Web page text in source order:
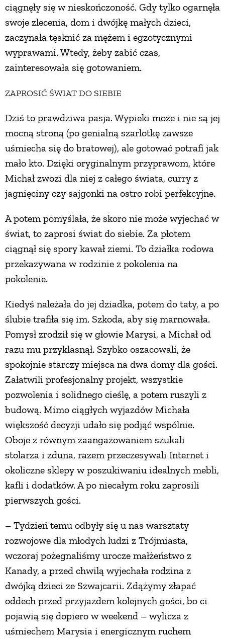
ciągnęły się w nieskończoność. Gdy tylko ogarnęła
swoje zlecenia, dom i dwójkę małych dzieci,
zaczynała tęsknić za mężem i egzotycznymi
wyprawami. Wtedy, żeby zabić czas,
zainteresowała się gotowaniem.
ZAPROSIĆ ŚWIAT DO SIEBIE
Dziś to prawdziwa pasja. Wypieki może i nie są jej
mocną stroną (po genialną szarlotkę zawsze
uśmiecha się do bratowej), ale gotować potrafi jak
mało kto. Dzięki oryginalnym przyprawom, które
Michał zwozi dla niej z całego świata, curry z
jagnięciny czy sajgonki na ostro robi perfekcyjne.
A potem pomyślała, że skoro nie może wyjechać w
świat, to zaprosi świat do siebie. Za płotem
ciągnął się spory kawał ziemi. To działka rodowa
przekazywana w rodzinie z pokolenia na
pokolenie.
Kiedyś należała do jej dziadka, potem do taty, a po
ślubie trafiła się im. Szkoda, aby się marnowała.
Pomysł zrodził się w głowie Marysi, a Michał od
razu mu przyklasnął. Szybko oszacowali, że
spokojnie starczy miejsca na dwa domy dla gości.
Załatwili profesjonalny projekt, wszystkie
pozwolenia i solidnego cieślę, a potem ruszyli z
budową. Mimo ciągłych wyjazdów Michała
większość decyzji udało się podjąć wspólnie.
Oboje z równym zaangażowaniem szukali
stolarza i zduna, razem przeczesywali Internet i
okoliczne sklepy w poszukiwaniu idealnych mebli,
kafli i dodatków. A po niecałym roku zaprosili
pierwszych gości.
– Tydzień temu odbyły się u nas warsztaty
rozwojowe dla młodych ludzi z Trójmiasta,
wczoraj pożegnaliśmy urocze małżeństwo z
Kanady, a przed chwilą wyjechała rodzina z
dwójką dzieci ze Szwajcarii. Zdążymy złapać
oddech przed przyjazdem kolejnych gości, bo ci
pojawią się dopiero w weekend – wylicza z
uśmiechem Marysia i energicznym ruchem
INNE